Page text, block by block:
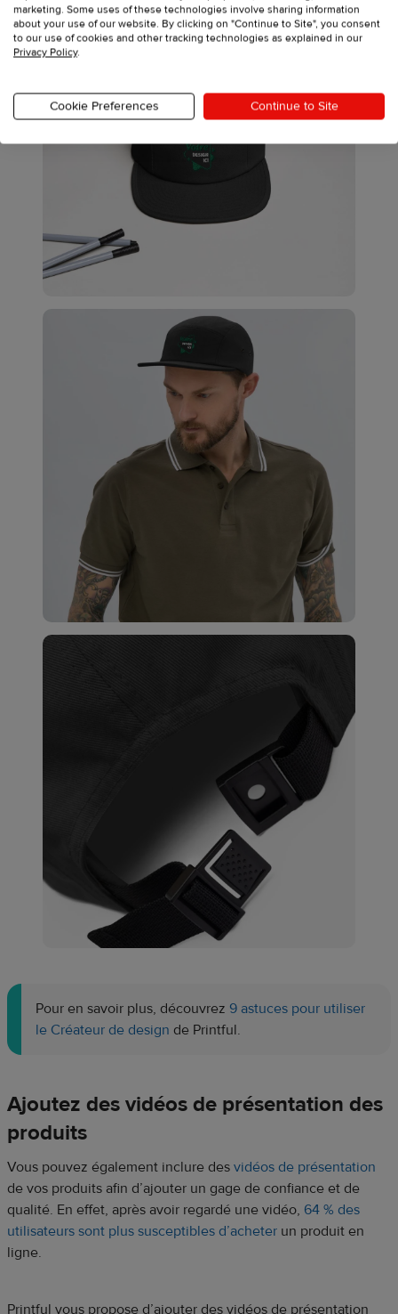
Pour en savoir plus, découvrez 9 astuces pour utiliser
le Créateur de design de Printful.
Ajoutez des vidéos de présentation des
produits
Vous pouvez également inclure des vidéos de présentation
de vos produits afin d’ajouter un gage de confiance et de
qualité. En effet, après avoir regardé une vidéo, 64 % des
utilisateurs sont plus susceptibles d’acheter un produit en
ligne.
Printful vous propose d’ajouter des vidéos de présentation
marketing. Some uses of these technologies involve sharing information
about your use of our website. By clicking on "Continue to Site", you consent
to our use of cookies and other tracking technologies as explained in our
Privacy Policy.
Cookie Preferences Continue to Site